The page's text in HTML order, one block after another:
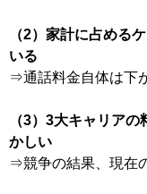
（2）家計に占める
いる
⇒通話料金自体は下
（3）3大キャリア
かしい
⇒競争の結果、現在